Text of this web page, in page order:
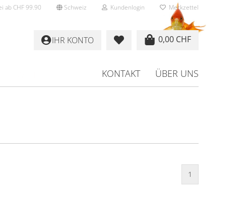
ab CHF 99.90 Schweiz Kundenlogin Merkzettel
0,00 CHF
IHR KONTO
KONTAKT ÜBER UNS
1